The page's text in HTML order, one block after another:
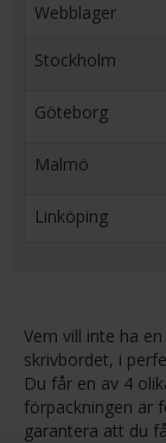
Webblager
Stockholm
Göteborg
Malmö
Linköping
Vem vill inte ha
skrivbordet, i
Du får en av 4
förpackningen är
garantera att du